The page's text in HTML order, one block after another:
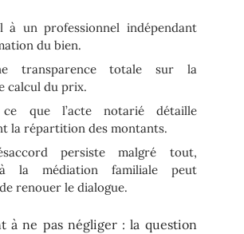
à un professionnel indépendant
du bien.
transparence totale sur la
calcul du prix.
que l’acte notarié détaille
la répartition des montants.
persiste malgré tout,
la médiation familiale peut
renouer le dialogue.
à ne pas négliger : la question